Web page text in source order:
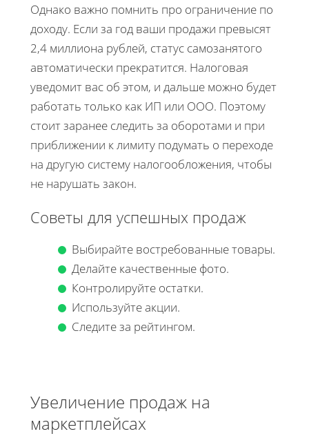
Однако важно помнить про ограничение по
доходу. Если за год ваши продажи превысят
2,4 миллиона рублей, статус самозанятого
автоматически прекратится. Налоговая
уведомит вас об этом, и дальше можно будет
работать только как ИП или ООО. Поэтому
стоит заранее следить за оборотами и при
приближении к лимиту подумать о переходе
на другую систему налогообложения, чтобы
не нарушать закон.
Советы для успешных продаж
Выбирайте востребованные товары.
Делайте качественные фото.
Контролируйте остатки.
Используйте акции.
Следите за рейтингом.
Увеличение продаж на
маркетплейсах